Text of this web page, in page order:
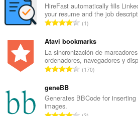
HireFast automatically fills
your resume and the job
N
m
e
r
o
t
a
1
Atavi bookmarks
La sincronización de
ordenadores, navegadores y
N
e
170
geneBB
Generates BBCode for
images.